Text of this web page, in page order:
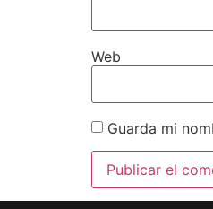
Web
Guarda mi